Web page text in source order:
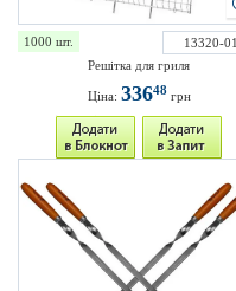
1000 шт.
13320-01
Решітка для гриля
Ціна: 33648грн